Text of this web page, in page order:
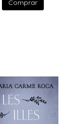
Comprar